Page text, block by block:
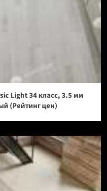
Light 34 класс, 3.5 мм
(Рейтинг цен)